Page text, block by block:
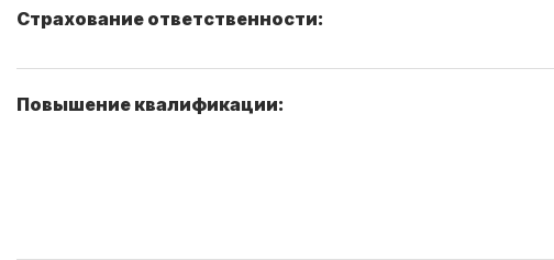
Страхование ответственности:
Повышение квалификации: